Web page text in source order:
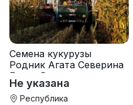
Семена кукурузы
Родник Агата Северина
Берта Вилора
Прохладненский Дарина
Росс Машук Катерина
Не указана
Республика